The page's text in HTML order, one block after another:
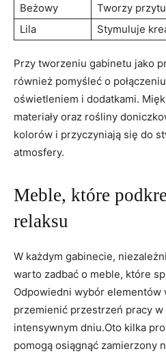
Beżowy
Tworzy
Lila
Stymuluje
Przy tworzeniu gabinetu jako
również pomyśleć o
oświetleniem i dodatkami.
materiały oraz rośliny
kolorów i przyczyniają się do
atmosfery.
Meble, które
relaksu
W każdym gabinecie,
warto zadbać o meble, które
Odpowiedni wybór elementów
przemienić przestrzeń pracy
intensywnym dniu.Oto kilka
pomogą osiągnąć zamierzony